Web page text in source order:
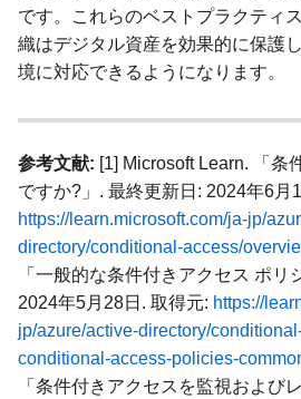
です。これらのベストプラクティ
織はデジタル資産を効果的に保護
境に対応できるようになります。
参考文献: [1] Microsoft Learn. 「条
ですか?」. 最終更新日: 2024年6月
https://learn.microsoft.com/ja-jp/
directory/conditional-access/
「一般的な条件付きアクセス ポリ
2024年5月28日. 取得元: https://
jp/azure/active-directory/
conditional-access-policies-
「条件付きアクセスを監視および